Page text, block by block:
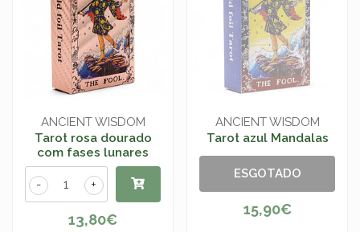
ANCIENT WISDOM
Tarot rosa dourado
com fases lunares
+
-
13,80€
ANCIENT WISDOM
Tarot azul Mandalas
ESGOTADO
15,90€